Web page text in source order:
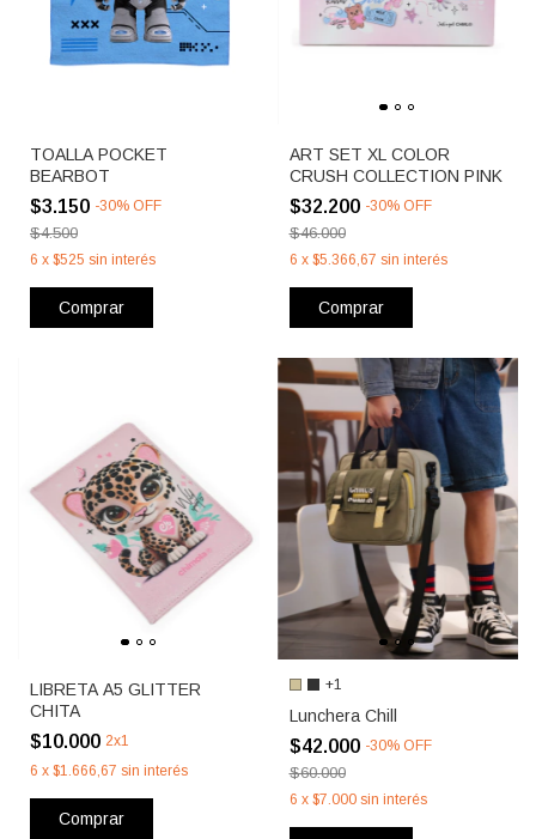
TOALLA POCKET
BEARBOT
$3.150 -30% OFF
$4.500
6 x $525 sin interés
Comprar
ART SET XL COLOR
CRUSH COLLECTION PINK
$32.200 -30% OFF
$46.000
6 x $5.366,67 sin interés
Comprar
LIBRETA A5 GLITTER
CHITA
$10.000 2x1
6 x $1.666,67 sin interés
Comprar
+1
Lunchera Chill
$42.000 -30% OFF
$60.000
6 x $7.000 sin interés